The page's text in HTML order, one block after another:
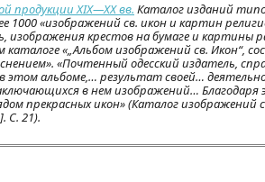
продукции XIX—XX вв. Каталог изданий
1000 «изображений св. икон и картин
изображения крестов на бумаге и картины
«„Альбом изображений св. Икон“,
«Почтенный одесский издатель,
альбоме,… результат своей…
в нем изображений… Благодаря
прекрасных икон» (Каталог изображений
С. 21).